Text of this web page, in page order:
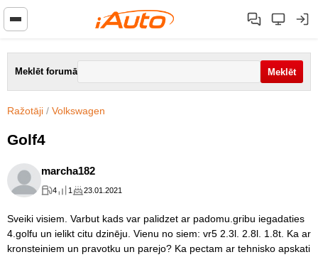
Meklēt forumā
Ražotāji / Volkswagen
Golf4
marcha182
4 1 23.01.2021
Sveiki visiem. Varbut kads var palidzet ar padomu.gribu iegadaties
4.golfu un ielikt citu dzinēju. Vienu no siem: vr5 2.3l. 2.8l. 1.8t. Ka ar
kronsteiniem un pravotku un parejo? Ka pectam ar tehnisko apskati